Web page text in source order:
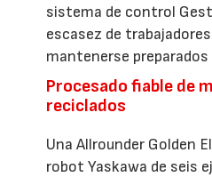
sistema de control
escasez de
mantenerse
Procesado fiable de
reciclados
Una Allrounder Golden
robot Yaskawa de seis